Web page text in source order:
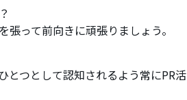
って前向きに頑張りましょう。
とつとして認知されるよう常にPR活